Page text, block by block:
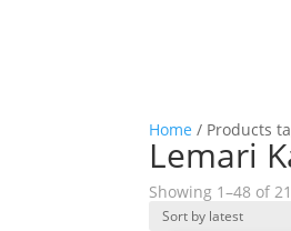
Home / Products
Lemari
Showing 1–48 of